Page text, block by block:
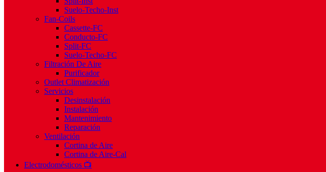
Suelo-Techo-Inst
Fan-Coils
Cassette-FC
Conducto-FC
Split-FC
Suelo-Techo-FC
Filtración De Aire
Purificador
Outlet Climatización
Servicios
Desinstalación
Instalación
Mantenimiento
Reparación
Ventilación
Cortina de Aire
Cortina de Aire-Cal
Electrodomésticos 📺